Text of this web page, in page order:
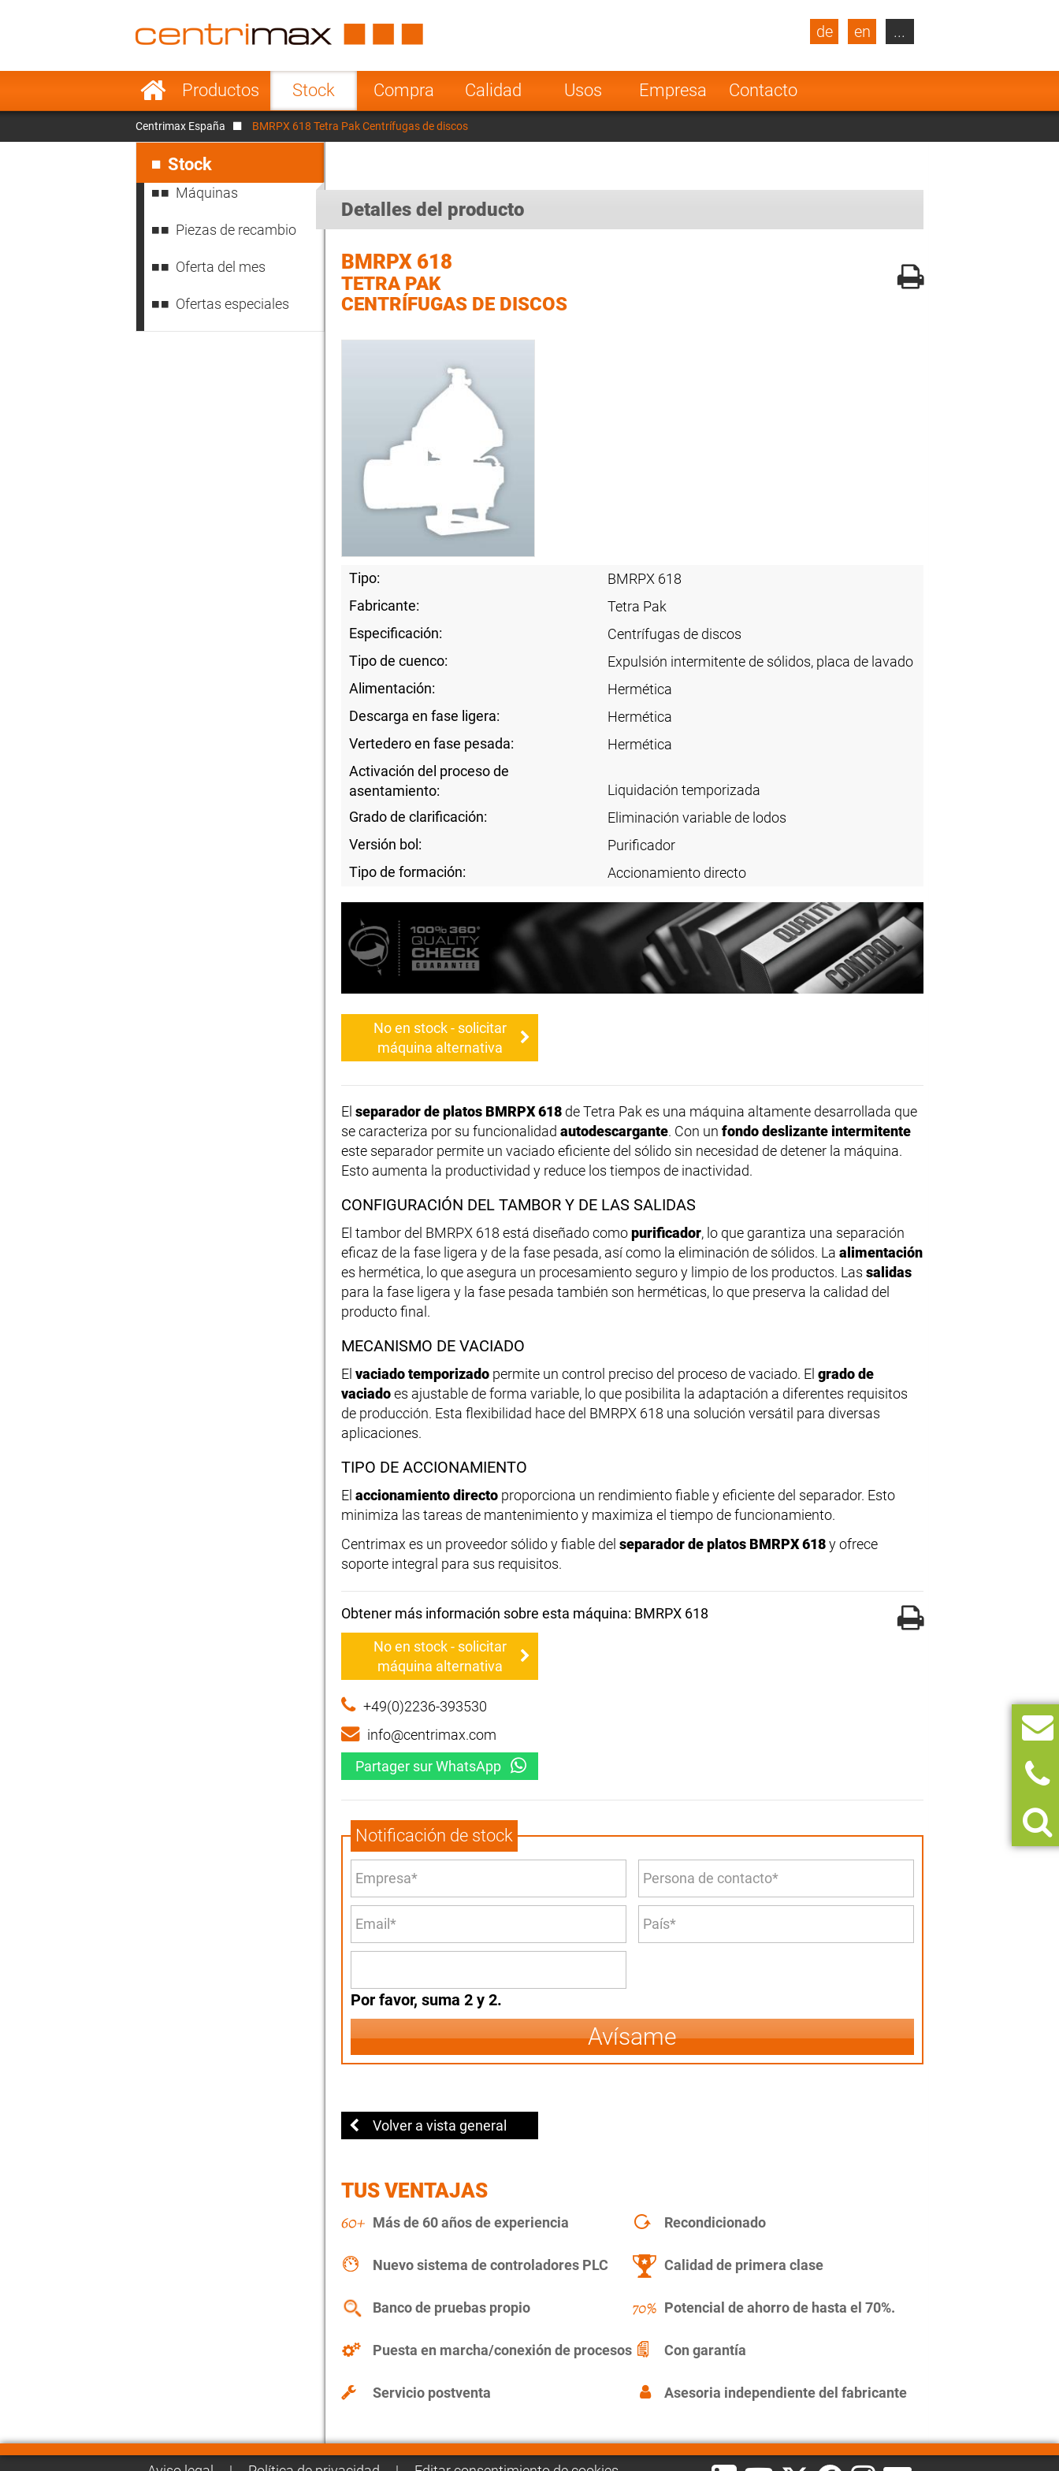
Saltar
navegaciónProductos Stock Compra Calidad Usos Empresa Contacto
de en
France Italy
Turkey
Sweden
Portugal Poland Norway
Netherlands
Greece
Denmark
China
...
Centrimax España
BMRPX 618 Tetra Pak Centrífugas de discos
navegación
Stock
Máquinas
Piezas de recambio
Oferta del mes
Ofertas especiales
Detalles del producto
BMRPX 618
TETRA PAK
CENTRÍFUGAS DE DISCOS
Tipo:
BMRPX 618
Fabricante:
Tetra Pak
Especificación:
Centrífugas de discos
Tipo de cuenco:
Expulsión intermitente de sólidos, placa de lavado
Alimentación:
Hermética
Descarga en fase ligera:
Hermética
Vertedero en fase pesada:
Hermética
Activación del proceso de
asentamiento:
Liquidación temporizada
Grado de clarificación:
Eliminación variable de lodos
Versión bol:
Purificador
Tipo de formación:
Accionamiento directo
No en stock - solicitar
máquina alternativa
El separador de platos BMRPX 618 de Tetra Pak es una máquina altamente desarrollada que
se caracteriza por su funcionalidad autodescargante. Con un fondo deslizante intermitente
este separador permite un vaciado eficiente del sólido sin necesidad de detener la máquina.
Esto aumenta la productividad y reduce los tiempos de inactividad.
CONFIGURACIÓN DEL TAMBOR Y DE LAS SALIDAS
El tambor del BMRPX 618 está diseñado comopurificador, lo que garantiza una separación
eficaz de la fase ligera y de la fase pesada, así como la eliminación de sólidos. La alimentación
es hermética, lo que asegura un procesamiento seguro y limpio de los productos. Las salidas
para la fase ligera y la fase pesada también son herméticas, lo que preserva la calidad del
producto final.
MECANISMO DE VACIADO
El vaciado temporizado permite un control preciso del proceso de vaciado. El grado de
vaciadoes ajustable de forma variable, lo que posibilita la adaptación a diferentes requisitos
de producción. Esta flexibilidad hace del BMRPX 618 una solución versátil para diversas
aplicaciones.
TIPO DE ACCIONAMIENTO
El accionamiento directo proporciona un rendimiento fiable y eficiente del separador. Esto
minimiza las tareas de mantenimiento y maximiza el tiempo de funcionamiento.
Centrimax es un proveedor sólido y fiable del separador de platos BMRPX 618y ofrece
soporte integral para sus requisitos.
Obtener más información sobre esta máquina: BMRPX 618
No en stock - solicitar
máquina alternativa
+49(0)2236-393530
info@centrimax.com
Partager sur WhatsApp
Notificación de stock
Por favor, suma 2 y 2.
Avísame
Volver a vista general
TUS VENTAJAS
Más de 60 años de experiencia Recondicionado
Nuevo sistema de controladores PLC Calidad de primera clase
Banco de pruebas propio Potencial de ahorro de hasta el 70%.
Puesta en marcha/conexión de procesos Con garantía
Servicio postventa Asesoria independiente del fabricante